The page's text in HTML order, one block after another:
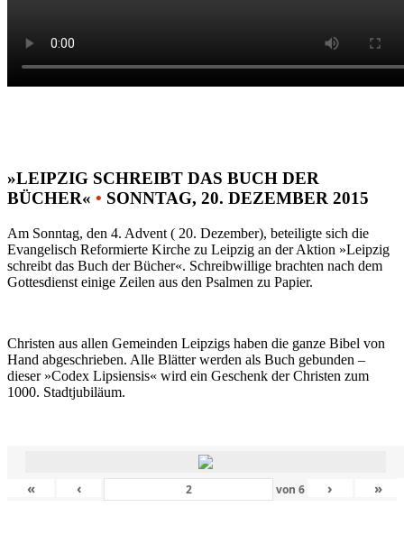
»LEIPZIG SCHREIBT DAS BUCH DER
BÜCHER« • SONNTAG, 20. DEZEMBER 2015
Am Sonntag, den 4. Advent ( 20. Dezember), beteiligte sich die
Evangelisch Reformierte Kirche zu Leipzig an der Aktion »Leipzig
schreibt das Buch der Bücher«. Schreibwillige brachten nach dem
Gottesdienst einige Zeilen aus den Psalmen zu Papier.
Christen aus allen Gemeinden Leipzigs haben die ganze Bibel von
Hand abgeschrieben. Alle Blätter werden als Buch gebunden –
dieser »Codex Lipsiensis« wird ein Geschenk der Christen zum
1000. Stadtjubiläum.
« ‹ von6 › »